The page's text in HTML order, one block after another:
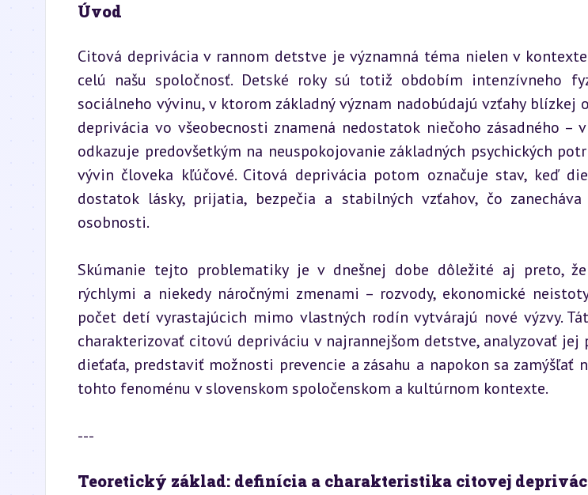
Úvod
Citová deprivácia v rannom detstve je významná téma nielen v
celú našu spoločnosť. Detské roky sú totiž obdobím intenzívneho
sociálneho vývinu, v ktorom základný význam nadobúdajú vzťahy blízkej
deprivácia vo všeobecnosti znamená nedostatok niečoho zásadného –
odkazuje predovšetkým na neuspokojovanie základných psychických
vývin človeka kľúčové. Citová deprivácia potom označuje stav, keď
dostatok lásky, prijatia, bezpečia a stabilných vzťahov, čo
osobnosti.
Skúmanie tejto problematiky je v dnešnej dobe dôležité aj preto, že
rýchlymi a niekedy náročnými zmenami – rozvody, ekonomické
počet detí vyrastajúcich mimo vlastných rodín vytvárajú nové výzvy.
charakterizovať citovú depriváciu v najrannejšom detstve, analyzovať jej
dieťaťa, predstaviť možnosti prevencie a zásahu a napokon sa zamýšľať
tohto fenoménu v slovenskom spoločenskom a kultúrnom kontexte.
---
Teoretický základ: definícia a charakteristika citovej